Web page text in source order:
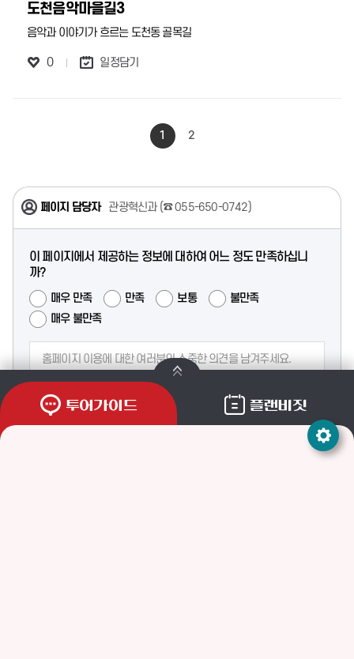
도천음악마을길3
음악과 이야기가 흐르는 도천동 골목길
0 일정담기
1 2
페이지 담당자 관광혁신과 (☎ 055-650-0742)
이 페이지에서 제공하는 정보에 대하여 어느 정도 만족하십니
까?
매우 만족 만족 보통
불만족
매우 불만족
등록
투어가이드 플랜비짓